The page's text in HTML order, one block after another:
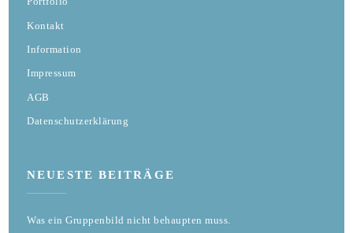
Kontakt
Information
Impressum
AGB
Datenschutzerklärung
NEUESTE BEITRÄGE
Was ein Gruppenbild nicht behaupten muss.